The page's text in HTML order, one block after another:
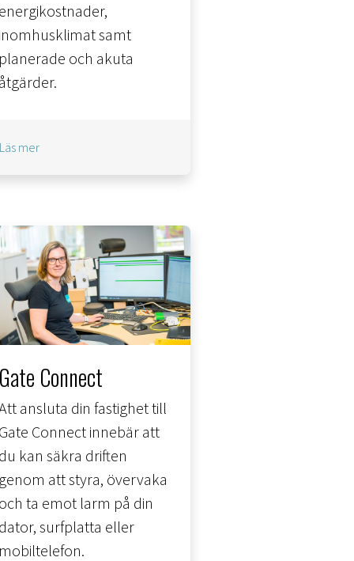
energikostnader,
inomhusklimat samt
planerade och akuta
åtgärder.
Läs mer
Gate Connect
ansluta din fastighet till
Gate Connect innebär att
du kan säkra driften
genom att styra, övervaka
och ta emot larm på din
dator, surfplatta eller
mobiltelefon.